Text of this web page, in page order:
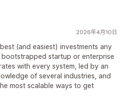
2026年4月10日
(and easiest) investments any
bootstrapped startup or enterprise
with every system, led by an
of several industries, and
most scalable ways to get